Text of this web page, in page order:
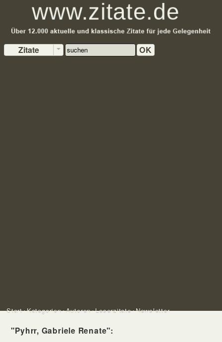
Zitate OK
Start Kategorien Autoren Leserzitate Newsletter
"Pyhrr, Gabriele Renate":